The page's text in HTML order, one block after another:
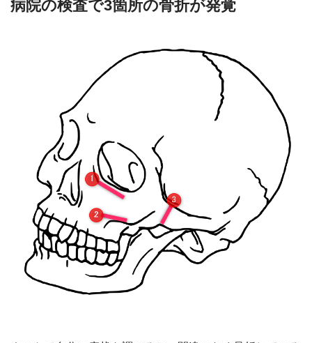
病院の検査で3箇所の骨折が発覚